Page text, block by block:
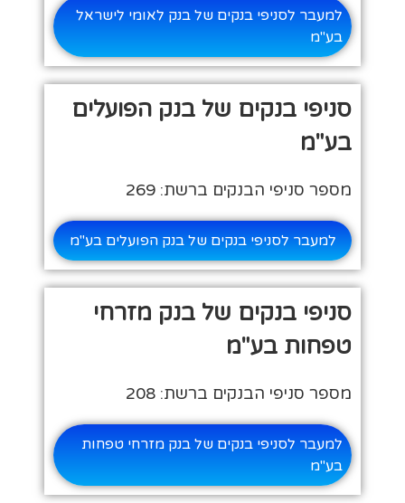
למעבר לסניפי בנקים של בנק לאומי לישראל
בע"מ
סניפי בנקים של בנק הפועלים
בע"מ
מספר סניפי הבנקים ברשת: 269
למעבר לסניפי בנקים של בנק הפועלים בע"מ
סניפי בנקים של בנק מזרחי
טפחות בע"מ
מספר סניפי הבנקים ברשת: 208
למעבר לסניפי בנקים של בנק מזרחי טפחות
בע"מ